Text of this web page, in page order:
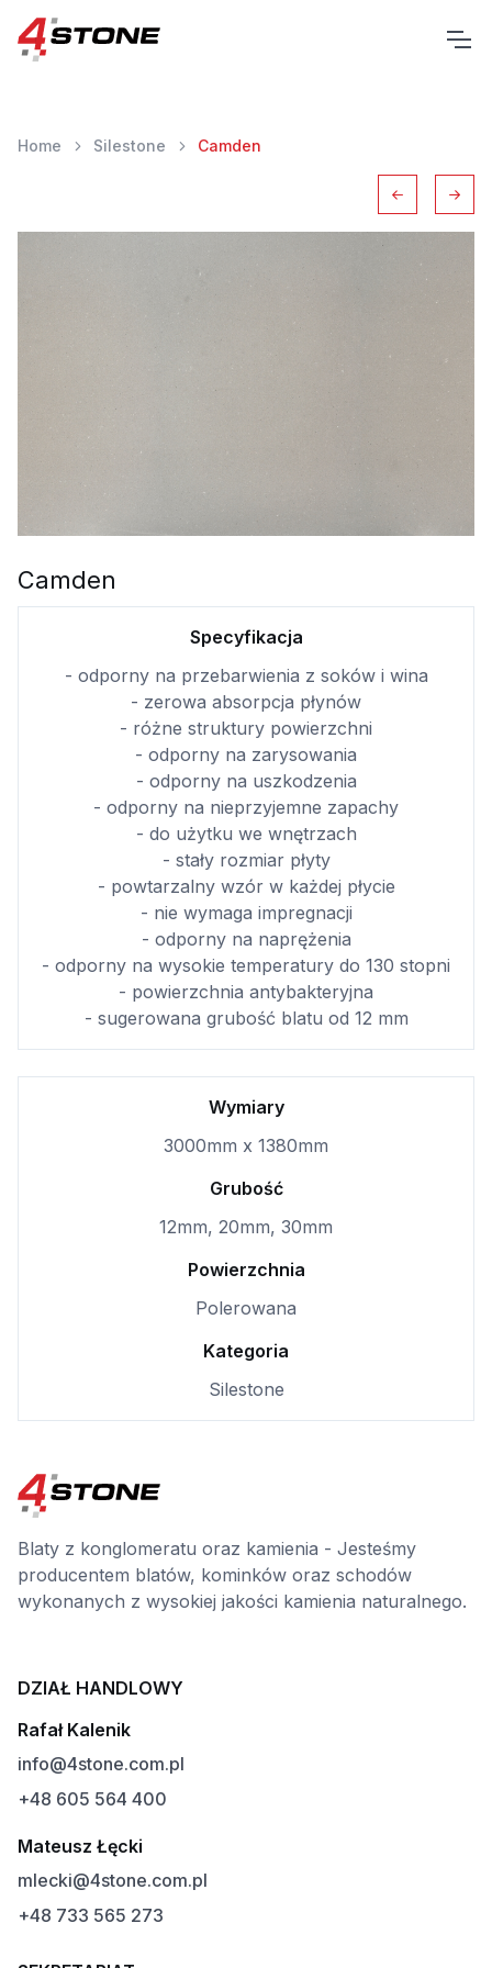
Home Silestone Camden
Camden
Specyfikacja
- odporny na przebarwienia z soków i wina
- zerowa absorpcja płynów
- różne struktury powierzchni
- odporny na zarysowania
- odporny na uszkodzenia
- odporny na nieprzyjemne zapachy
- do użytku we wnętrzach
- stały rozmiar płyty
- powtarzalny wzór w każdej płycie
- nie wymaga impregnacji
- odporny na naprężenia
- odporny na wysokie temperatury do 130 stopni
- powierzchnia antybakteryjna
- sugerowana grubość blatu od 12 mm
Wymiary
3000mm x 1380mm
Grubość
12mm, 20mm, 30mm
Powierzchnia
Polerowana
Kategoria
Silestone
Blaty z konglomeratu oraz kamienia - Jesteśmy
producentem blatów, kominków oraz schodów
wykonanych z wysokiej jakości kamienia naturalnego.
DZIAŁ HANDLOWY
Rafał Kalenik
info@4stone.com.pl
+48 605 564 400
Mateusz Łęcki
mlecki@4stone.com.pl
+48 733 565 273